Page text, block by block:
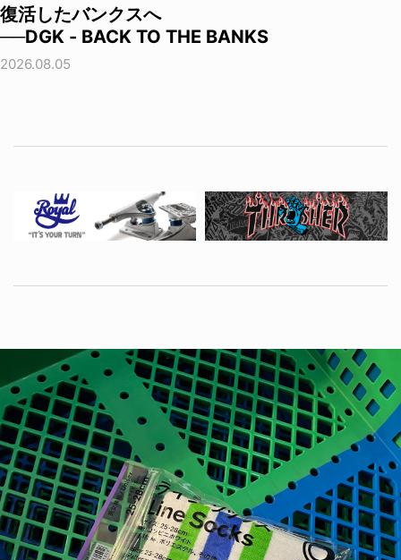
復活したバンクスへ
──DGK - BACK TO THE BANKS
2026.08.05